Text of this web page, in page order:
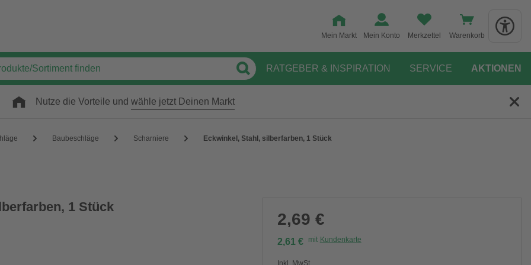
Mein Markt Mein Konto Merkzettel Warenkorb
RATGEBER & INSPIRATION SERVICE AKTIONEN
Nutze die Vorteile und wähle jetzt Deinen Markt
Baubeschläge Scharniere Eckwinkel, Stahl, silberfarben, 1 Stück
1 Stück
2,69 €
2,61 € mit Kundenkarte
Inkl. MwSt.